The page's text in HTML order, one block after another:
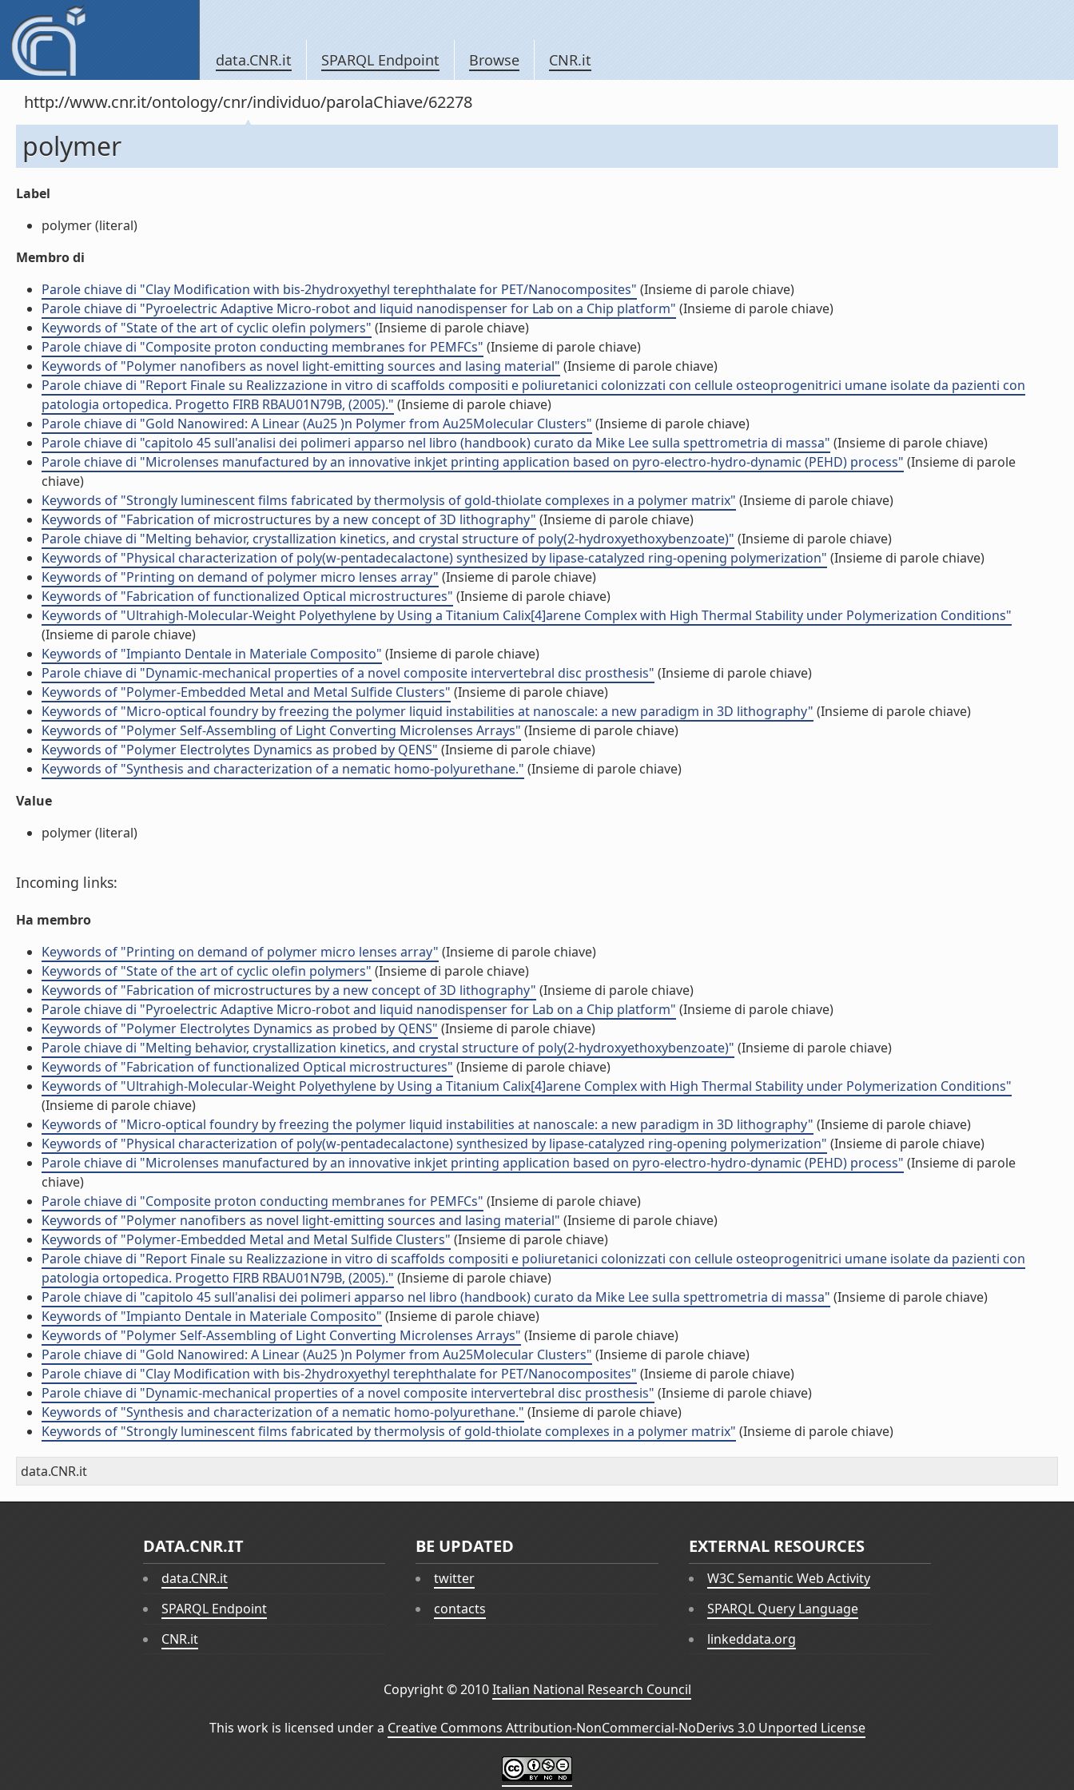
data.CNR.it SPARQL Endpoint Browse CNR.it
http://www.cnr.it/ontology/cnr/individuo/parolaChiave/62278
polymer
Label
polymer (literal)
Membro di
Parole chiave di "Clay Modification with bis-2hydroxyethyl terephthalate for PET/Nanocomposites" (Insieme di parole chiave)
Parole chiave di "Pyroelectric Adaptive Micro-robot and liquid nanodispenser for Lab on a Chip platform" (Insieme di parole chiave)
Keywords of "State of the art of cyclic olefin polymers" (Insieme di parole chiave)
Parole chiave di "Composite proton conducting membranes for PEMFCs" (Insieme di parole chiave)
Keywords of "Polymer nanofibers as novel light-emitting sources and lasing material" (Insieme di parole chiave)
Parole chiave di "Report Finale su Realizzazione in vitro di scaffolds compositi e poliuretanici colonizzati con cellule osteoprogenitrici umane isolate da pazienti con
patologia ortopedica. Progetto FIRB RBAU01N79B, (2005)." (Insieme di parole chiave)
Parole chiave di "Gold Nanowired: A Linear (Au25 )n Polymer from Au25Molecular Clusters" (Insieme di parole chiave)
Parole chiave di "capitolo 45 sull'analisi dei polimeri apparso nel libro (handbook) curato da Mike Lee sulla spettrometria di massa" (Insieme di parole chiave)
Parole chiave di "Microlenses manufactured by an innovative inkjet printing application based on pyro-electro-hydro-dynamic (PEHD) process" (Insieme di parole
chiave)
Keywords of "Strongly luminescent films fabricated by thermolysis of gold-thiolate complexes in a polymer matrix" (Insieme di parole chiave)
Keywords of "Fabrication of microstructures by a new concept of 3D lithography" (Insieme di parole chiave)
Parole chiave di "Melting behavior, crystallization kinetics, and crystal structure of poly(2-hydroxyethoxybenzoate)" (Insieme di parole chiave)
Keywords of "Physical characterization of poly(w-pentadecalactone) synthesized by lipase-catalyzed ring-opening polymerization" (Insieme di parole chiave)
Keywords of "Printing on demand of polymer micro lenses array" (Insieme di parole chiave)
Keywords of "Fabrication of functionalized Optical microstructures" (Insieme di parole chiave)
Keywords of "Ultrahigh-Molecular-Weight Polyethylene by Using a Titanium Calix[4]arene Complex with High Thermal Stability under Polymerization Conditions"
(Insieme di parole chiave)
Keywords of "Impianto Dentale in Materiale Composito" (Insieme di parole chiave)
Parole chiave di "Dynamic-mechanical properties of a novel composite intervertebral disc prosthesis" (Insieme di parole chiave)
Keywords of "Polymer-Embedded Metal and Metal Sulfide Clusters" (Insieme di parole chiave)
Keywords of "Micro-optical foundry by freezing the polymer liquid instabilities at nanoscale: a new paradigm in 3D lithography" (Insieme di parole chiave)
Keywords of "Polymer Self-Assembling of Light Converting Microlenses Arrays" (Insieme di parole chiave)
Keywords of "Polymer Electrolytes Dynamics as probed by QENS" (Insieme di parole chiave)
Keywords of "Synthesis and characterization of a nematic homo-polyurethane." (Insieme di parole chiave)
Value
polymer (literal)
Incoming links:
Ha membro
Keywords of "Printing on demand of polymer micro lenses array" (Insieme di parole chiave)
Keywords of "State of the art of cyclic olefin polymers" (Insieme di parole chiave)
Keywords of "Fabrication of microstructures by a new concept of 3D lithography" (Insieme di parole chiave)
Parole chiave di "Pyroelectric Adaptive Micro-robot and liquid nanodispenser for Lab on a Chip platform" (Insieme di parole chiave)
Keywords of "Polymer Electrolytes Dynamics as probed by QENS" (Insieme di parole chiave)
Parole chiave di "Melting behavior, crystallization kinetics, and crystal structure of poly(2-hydroxyethoxybenzoate)" (Insieme di parole chiave)
Keywords of "Fabrication of functionalized Optical microstructures" (Insieme di parole chiave)
Keywords of "Ultrahigh-Molecular-Weight Polyethylene by Using a Titanium Calix[4]arene Complex with High Thermal Stability under Polymerization Conditions"
(Insieme di parole chiave)
Keywords of "Micro-optical foundry by freezing the polymer liquid instabilities at nanoscale: a new paradigm in 3D lithography" (Insieme di parole chiave)
Keywords of "Physical characterization of poly(w-pentadecalactone) synthesized by lipase-catalyzed ring-opening polymerization" (Insieme di parole chiave)
Parole chiave di "Microlenses manufactured by an innovative inkjet printing application based on pyro-electro-hydro-dynamic (PEHD) process" (Insieme di parole
chiave)
Parole chiave di "Composite proton conducting membranes for PEMFCs" (Insieme di parole chiave)
Keywords of "Polymer nanofibers as novel light-emitting sources and lasing material" (Insieme di parole chiave)
Keywords of "Polymer-Embedded Metal and Metal Sulfide Clusters" (Insieme di parole chiave)
Parole chiave di "Report Finale su Realizzazione in vitro di scaffolds compositi e poliuretanici colonizzati con cellule osteoprogenitrici umane isolate da pazienti con
patologia ortopedica. Progetto FIRB RBAU01N79B, (2005)." (Insieme di parole chiave)
Parole chiave di "capitolo 45 sull'analisi dei polimeri apparso nel libro (handbook) curato da Mike Lee sulla spettrometria di massa" (Insieme di parole chiave)
Keywords of "Impianto Dentale in Materiale Composito" (Insieme di parole chiave)
Keywords of "Polymer Self-Assembling of Light Converting Microlenses Arrays" (Insieme di parole chiave)
Parole chiave di "Gold Nanowired: A Linear (Au25 )n Polymer from Au25Molecular Clusters" (Insieme di parole chiave)
Parole chiave di "Clay Modification with bis-2hydroxyethyl terephthalate for PET/Nanocomposites" (Insieme di parole chiave)
Parole chiave di "Dynamic-mechanical properties of a novel composite intervertebral disc prosthesis" (Insieme di parole chiave)
Keywords of "Synthesis and characterization of a nematic homo-polyurethane." (Insieme di parole chiave)
Keywords of "Strongly luminescent films fabricated by thermolysis of gold-thiolate complexes in a polymer matrix" (Insieme di parole chiave)
data.CNR.it
DATA.CNR.IT
data.CNR.it
SPARQL Endpoint
CNR.it
BE UPDATED
twitter
contacts
EXTERNAL RESOURCES
W3C Semantic Web Activity
SPARQL Query Language
linkeddata.org
Copyright © 2010Italian National Research Council
This work is licensed under a Creative Commons Attribution-NonCommercial-NoDerivs 3.0 Unported License